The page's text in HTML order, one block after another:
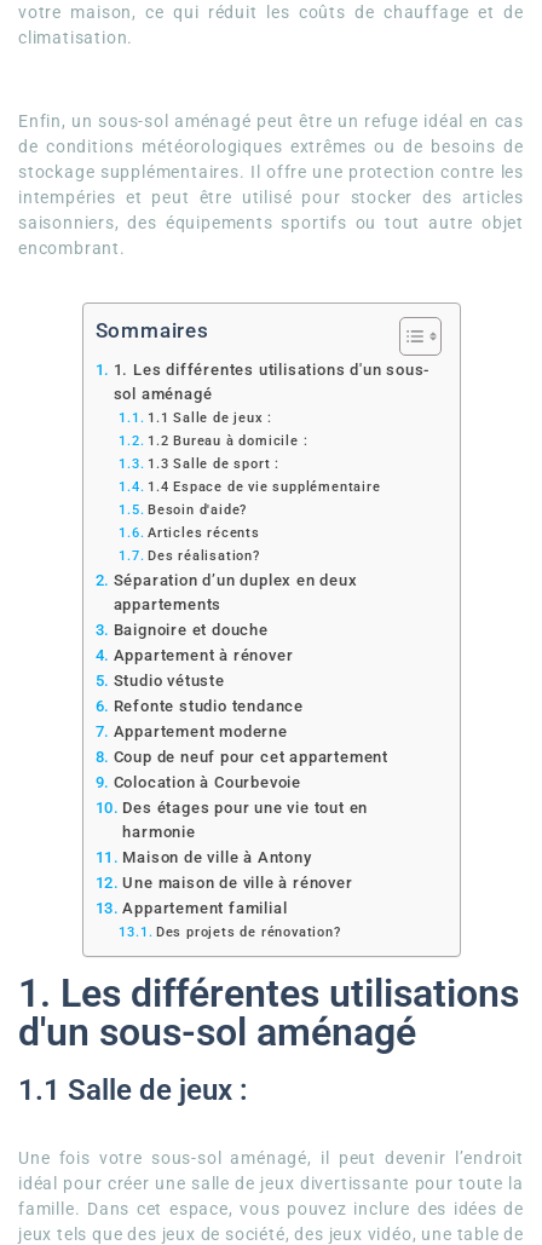
votre maison, ce qui réduit les coûts de chauffage et de
climatisation.
Enfin, un sous-sol aménagé peut être un refuge idéal en cas
de conditions météorologiques extrêmes ou de besoins de
stockage supplémentaires. Il offre une protection contre les
intempéries et peut être utilisé pour stocker des articles
saisonniers, des équipements sportifs ou tout autre objet
encombrant.
Sommaires
1. Les différentes utilisations d'un sous-
sol aménagé
1.1 Salle de jeux :
1.2 Bureau à domicile :
1.3 Salle de sport :
1.4 Espace de vie supplémentaire
Besoin d'aide?
Articles récents
Des réalisation?
Séparation d’un duplex en deux
appartements
Baignoire et douche
Appartement à rénover
Studio vétuste
Refonte studio tendance
Appartement moderne
Coup de neuf pour cet appartement
Colocation à Courbevoie
Des étages pour une vie tout en
harmonie
Maison de ville à Antony
Une maison de ville à rénover
Appartement familial
Des projets de rénovation?
1. Les différentes utilisations
d'un sous-sol aménagé
1.1 Salle de jeux :
Une fois votre sous-sol aménagé, il peut devenir l’endroit
idéal pour créer une salle de jeux divertissante pour toute la
famille. Dans cet espace, vous pouvez inclure des idées de
jeux tels que des jeux de société, des jeux vidéo, une table de